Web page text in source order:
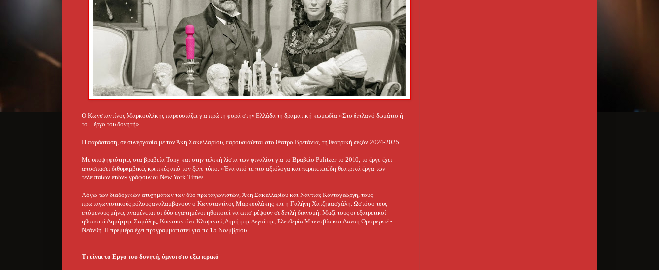
Ο Κωνσταντίνος Μαρκουλάκης παρουσιάζει για πρώτη φορά στην Ελλάδα τη δραματική κωμωδία «Στο διπλανό δωμάτιο ή
το... έργο του δονητή».
Η παράσταση, σε συνεργασία με τον Άκη Σακελλαρίου, παρουσιάζεται στο θέατρο Βρετάνια, τη θεατρική σεζόν 2024-2025.
Με υποψηφιότητες στα βραβεία Tony και στην τελική λίστα των φιναλίστ για το Βραβείο Pulitzer το 2010, το έργο έχει
αποσπάσει διθυραμβικές κριτικές από τον ξένο τύπο. «Ένα από τα πιο αξιόλογα και περιπετειώδη θεατρικά έργα των
τελευταίων ετών» γράφουν οι New York Times
Λόγω των διαδοχικών ατυχημάτων των δύο πρωταγωνιστών, Άκη Σακελλαρίου και Νάντιας Κοντογεώργη, τους
πρωταγωνιστικούς ρόλους αναλαμβάνουν ο Κωνσταντίνος Μαρκουλάκης και η Γαλήνη Χατζηπασχάλη. Ωστόσο τους
επόμενους μήνες αναμένεται οι δύο αγαπημένοι ηθοποιοί να επιστρέψουν σε διπλή διανομή. Μαζί τους οι εξαιρετικοί
ηθοποιοί Δημήτρης Σαμόλης, Κωνσταντίνα Κλαψινού, Δημήτρης Δεγαΐτης, Ελευθερία Μπενοβία και Δανάη Ομορεγκιέ -
Νεάνθη. Η πρεμιέρα έχει προγραμματιστεί για τις 15 Νοεμβρίου
Tι είναι το Εργο του δονητή, ύμνοι στο εξωτερικό